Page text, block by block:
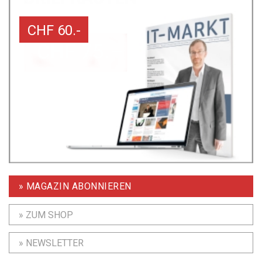
CHF 60.-
» MAGAZIN ABONNIEREN
» ZUM SHOP
» NEWSLETTER